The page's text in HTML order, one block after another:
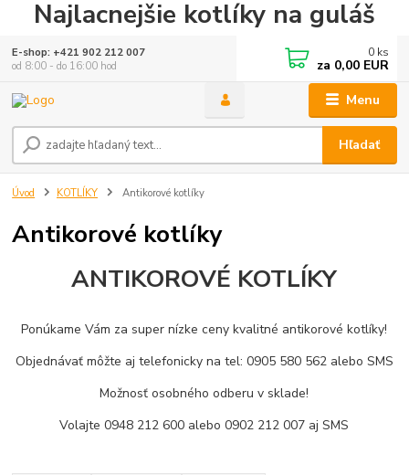
Najlacnejšie kotlíky na guláš
Menu
Hľadať
E-shop: +421 902 212 007
od 8:00 - do 16:00 hod
0 ks
za 0,00 EUR
Úvod KOTLÍKY Antikorové kotlíky
Antikorové kotlíky
ANTIKOROVÉ KOTLÍKY
Ponúkame Vám za super nízke ceny kvalitné antikorové kotlíky!
Objednávať môžte aj telefonicky na tel: 0905 580 562 alebo SMS
Možnosť osobného odberu v sklade!
Volajte 0948 212 600 alebo 0902 212 007 aj SMS